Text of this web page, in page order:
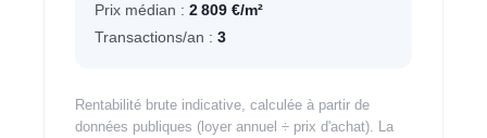
Prix médian : 2 809 €/m²
Transactions/an : 3
Rentabilité brute indicative, calculée à partir de
données publiques (loyer annuel ÷ prix d'achat). La